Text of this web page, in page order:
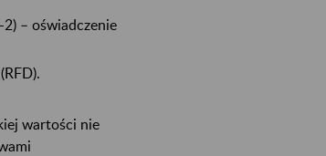
– oświadczenie
wartości nie